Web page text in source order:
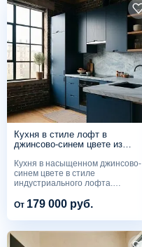
Кухня в стиле лофт в
джинсово-синем цвете из
голубого кварцита
Кухня в насыщенном джинсово-
синем цвете в стиле
индустриального лофта.
От 179 000 руб.